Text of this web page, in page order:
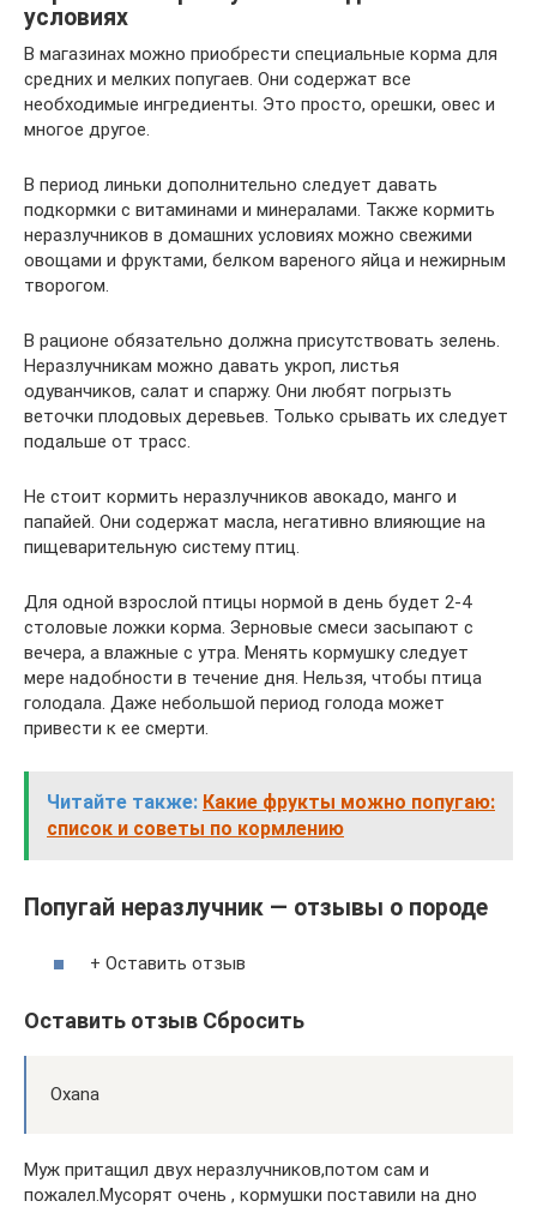
условиях
В магазинах можно приобрести специальные корма для
средних и мелких попугаев. Они содержат все
необходимые ингредиенты. Это просто, орешки, овес и
многое другое.
В период линьки дополнительно следует давать
подкормки с витаминами и минералами. Также кормить
неразлучников в домашних условиях можно свежими
овощами и фруктами, белком вареного яйца и нежирным
творогом.
В рационе обязательно должна присутствовать зелень.
Неразлучникам можно давать укроп, листья
одуванчиков, салат и спаржу. Они любят погрызть
веточки плодовых деревьев. Только срывать их следует
подальше от трасс.
Не стоит кормить неразлучников авокадо, манго и
папайей. Они содержат масла, негативно влияющие на
пищеварительную систему птиц.
Для одной взрослой птицы нормой в день будет 2-4
столовые ложки корма. Зерновые смеси засыпают с
вечера, а влажные с утра. Менять кормушку следует
мере надобности в течение дня. Нельзя, чтобы птица
голодала. Даже небольшой период голода может
привести к ее смерти.
Читайте также: Какие фрукты можно попугаю:
список и советы по кормлению
Попугай неразлучник — отзывы о породе
+ Оставить отзыв
Оставить отзыв Сбросить
Oxana
Муж притащил двух неразлучников,потом сам и
пожалел.Мусорят очень , кормушки поставили на дно